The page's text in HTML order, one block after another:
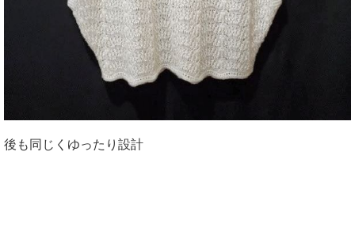
後も同じくゆったり設計